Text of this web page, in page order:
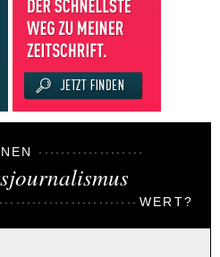
WERT?